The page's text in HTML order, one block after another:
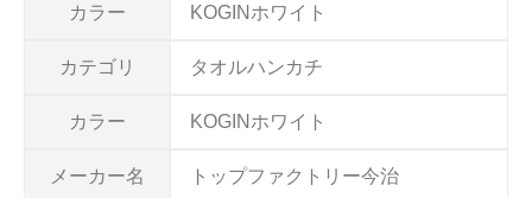
カラー KOGINホワイト
カテゴリ タオルハンカチ
カラー KOGINホワイト
メーカー名 トップファクトリー今治